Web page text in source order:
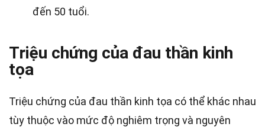
đến 50 tuổi.
Triệu chứng của đau thần kinh
tọa
Triệu chứng của đau thần kinh tọa có thể khác nhau
tùy thuộc vào mức độ nghiêm trọng và nguyên